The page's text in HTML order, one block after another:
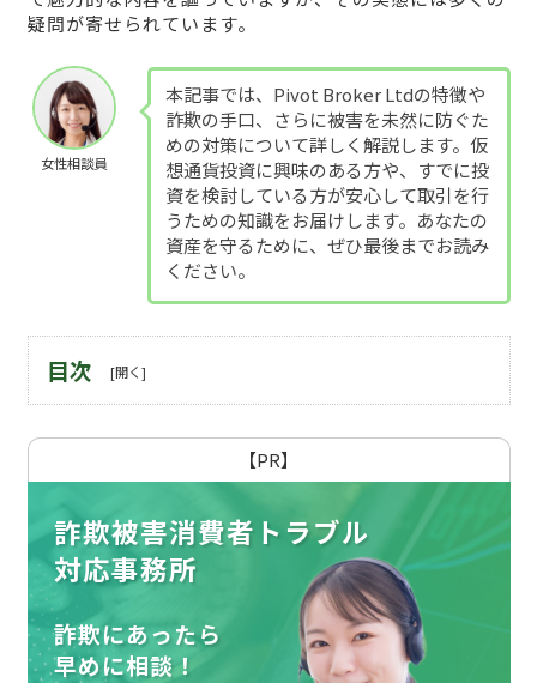
疑問が寄せられています。
女性相談員
本記事では、Pivot Broker Ltdの特徴や
詐欺の手口、さらに被害を未然に防ぐた
めの対策について詳しく解説します。仮
想通貨投資に興味のある方や、すでに投
資を検討している方が安心して取引を行
うための知識をお届けします。あなたの
資産を守るために、ぜひ最後までお読み
ください。
目次
【PR】
詐欺被害消費者トラブル
対応事務所
詐欺にあったら
早めに相談！